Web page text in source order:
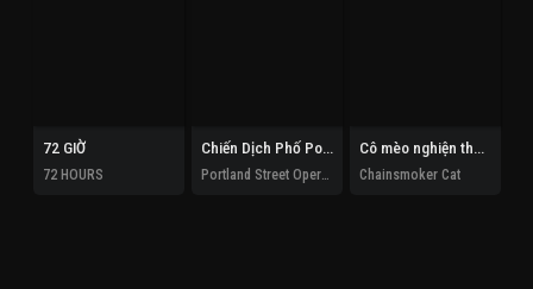
72 GIỜ
72 HOURS
Chiến Dịch Phố Portland Cô mèo nghiện thuốc lá
Chainsmoker Cat